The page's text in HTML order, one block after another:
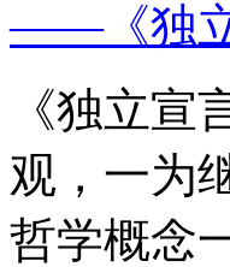
——《独
《独立
观，一为
哲学概念